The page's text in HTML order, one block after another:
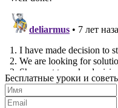
Бесплатные уроки и